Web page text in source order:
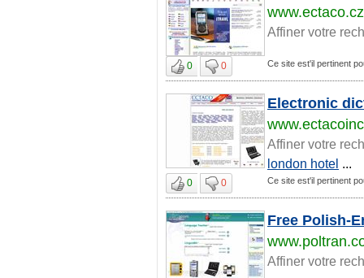
www.ectaco.cz
Affiner votre
0 0 Ce site est'il pertinent
Electronic
Affiner votre
london hotel ...
0 0 Ce site est'il pertinent
Free Polish-
Affiner votre